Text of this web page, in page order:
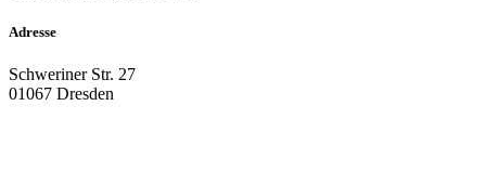
Adresse
Schweriner Str. 27
01067 Dresden